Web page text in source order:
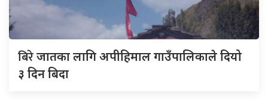
बिरेजातका लागि अपीहिमाल गाउँपालिकाले दियो
३ दिन बिदा